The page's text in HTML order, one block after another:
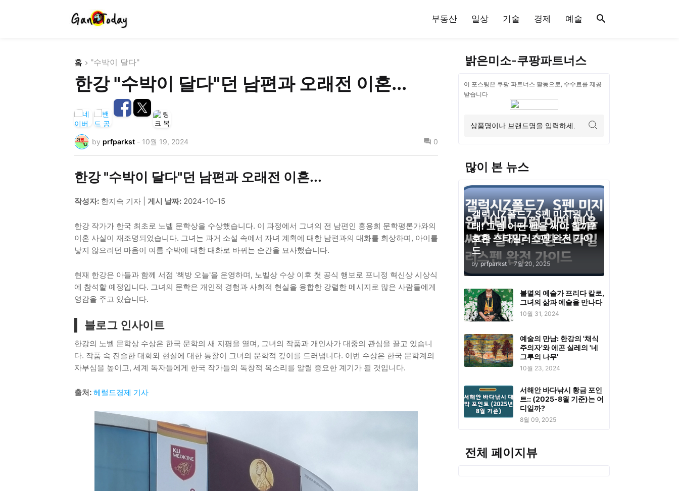
부동산 일상 기술 경제 예술
홈 "수박이 달다"
한강 "수박이 달다"던 남편과 오래전 이혼...
by prfparkst - 10월 19, 2024 0
한강 "수박이 달다"던 남편과 오래전 이혼...
작성자: 한지숙 기자 | 게시 날짜: 2024-10-15
한강 작가가 한국 최초로 노벨 문학상을 수상했습니다. 이 과정에서 그녀의 전 남편인 홍용희 문학평론가와의
이혼 사실이 재조명되었습니다. 그녀는 과거 소설 속에서 자녀 계획에 대한 남편과의 대화를 회상하며, 아이를
낳지 않으려던 마음이 여름 수박에 대한 대화로 바뀌는 순간을 묘사했습니다.
현재 한강은 아들과 함께 서점 '책방 오늘'을 운영하며, 노벨상 수상 이후 첫 공식 행보로 포니정 혁신상 시상식
에 참석할 예정입니다. 그녀의 문학은 개인적 경험과 사회적 현실을 융합한 강렬한 메시지로 많은 사람들에게
영감을 주고 있습니다.
블로그 인사이트
한강의 노벨 문학상 수상은 한국 문학의 새 지평을 열며, 그녀의 작품과 개인사가 대중의 관심을 끌고 있습니
다. 작품 속 진솔한 대화와 현실에 대한 통찰이 그녀의 문학적 깊이를 드러냅니다. 이번 수상은 한국 문학계의
자부심을 높이고, 세계 독자들에게 한국 작가들의 독창적 목소리를 알릴 중요한 계기가 될 것입니다.
출처: 헤럴드경제 기사
밝은미소-쿠팡파트너스
이 포스팅은 쿠팡 파트너스 활동으로, 수수료를 제공
받습니다
많이 본 뉴스
갤럭시Z폴드7, S펜 미지원 사
태! 그럼 어떤 펜을 써야 할까?
호환 스타일러스펜 완전 가이
드
by prfparkst - 7월 20, 2025
불멸의 예술가 프리다 칼로,
그녀의 삶과 예술을 만나다
10월 31, 2024
예술의 만남: 한강의 '채식
주의자'와 에곤 실레의 '네
그루의 나무'
10월 23, 2024
서해안 바다낚시 황금 포인
트:: (2025-8월 기준)는 어
디일까?
8월 09, 2025
전체 페이지뷰